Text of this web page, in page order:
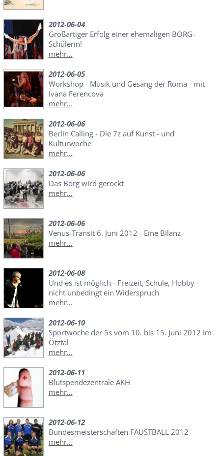
2012-06-04
Großartiger Erfolg einer ehemaligen BORG-
Schülerin!
mehr...
2012-06-05
Workshop - Musik und Gesang der Roma - mit
Ivana Ferencova
mehr...
2012-06-06
Berlin Calling - Die 7z auf Kunst - und
Kulturwoche
mehr...
2012-06-06
Das Borg wird gerockt
mehr...
2012-06-06
Venus-Transit 6. Juni 2012 - Eine Bilanz
mehr...
2012-06-08
Und es ist möglich - Freizeit, Schule, Hobby -
nicht unbedingt ein Widerspruch
mehr...
2012-06-10
Sportwoche der 5s vom 10. bis 15. Juni 2012 im
Ötztal
mehr...
2012-06-11
Blutspendezentrale AKH
mehr...
2012-06-12
Bundesmeisterschaften FAUSTBALL 2012
mehr...